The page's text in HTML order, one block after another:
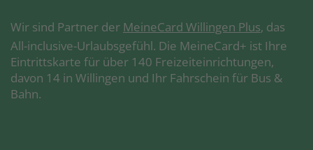
Wir sind Partner der MeineCard Willingen Plus, das
All-inclusive-Urlaubsgefühl. Die MeineCard+ ist Ihre
Eintrittskarte für über 140 Freizeiteinrichtungen,
davon 14 in Willingen und Ihr Fahrschein für Bus &
Bahn.